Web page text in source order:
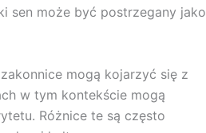
sen może być postrzegany jako
mogą kojarzyć się z
w tym kontekście mogą
Różnice te są często